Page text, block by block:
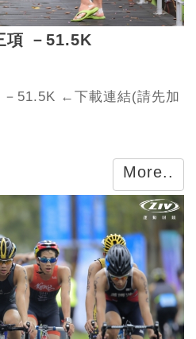
項 －51.5K
－51.5K ←下載連結(請先加
More..